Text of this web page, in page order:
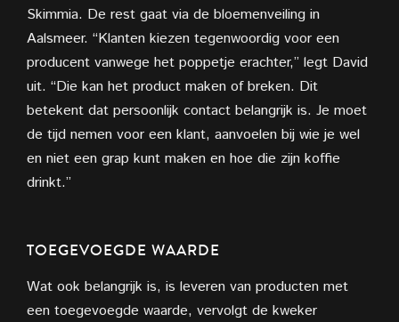
Skimmia. De rest gaat via de bloemenveiling in
Aalsmeer. “Klanten kiezen tegenwoordig voor een
producent vanwege het poppetje erachter,” legt David
uit. “Die kan het product maken of breken. Dit
betekent dat persoonlijk contact belangrijk is. Je moet
de tijd nemen voor een klant, aanvoelen bij wie je wel
en niet een grap kunt maken en hoe die zijn koffie
drinkt.”
TOEGEVOEGDE WAARDE
Wat ook belangrijk is, is leveren van producten met
een toegevoegde waarde, vervolgt de kweker